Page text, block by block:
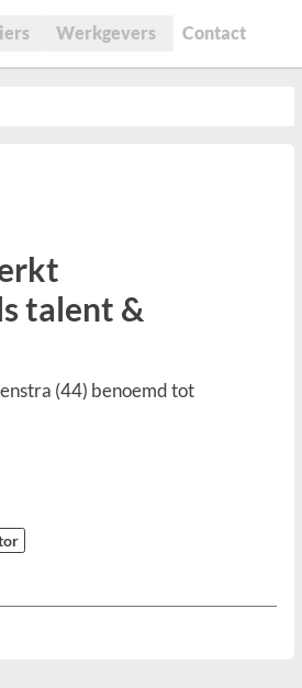
Werkgevers Contact
talent &
(44) benoemd tot